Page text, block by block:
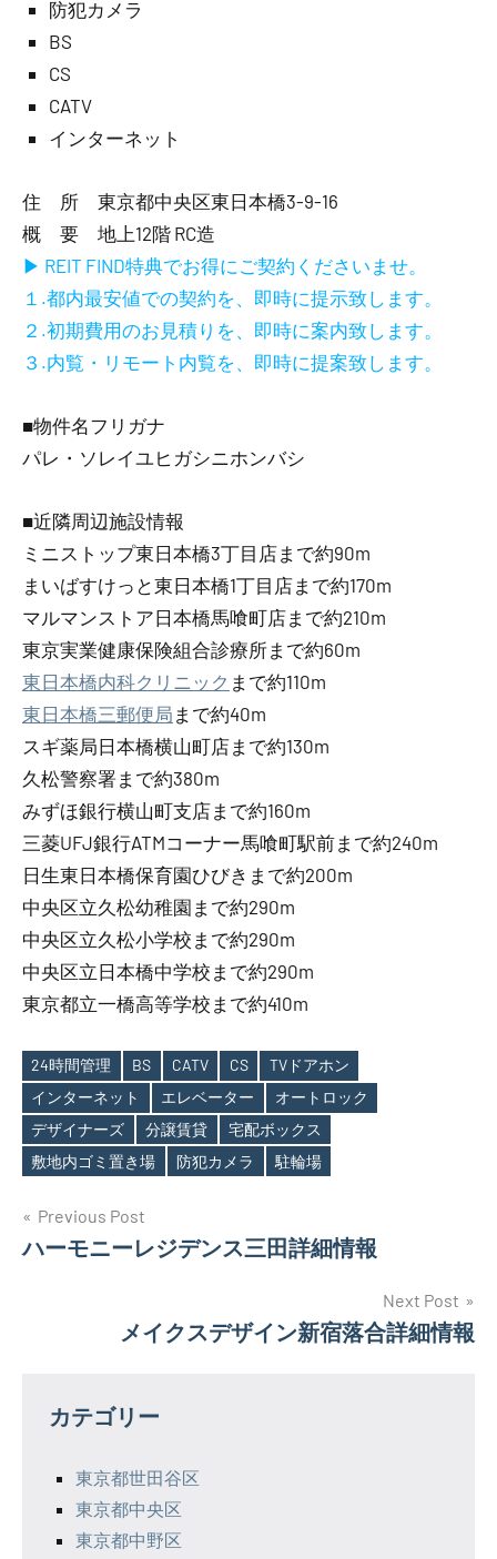
防犯カメラ
BS
CS
CATV
インターネット
住 所 東京都中央区東日本橋3-9-16
概 要 地上12階 RC造
▶ REIT FIND特典でお得にご契約くださいませ。
１.都内最安値での契約を、即時に提示致します。
２.初期費用のお見積りを、即時に案内致します。
３.内覧・リモート内覧を、即時に提案致します。
■物件名フリガナ
パレ・ソレイユヒガシニホンバシ
■近隣周辺施設情報
ミニストップ東日本橋3丁目店まで約90m
まいばすけっと東日本橋1丁目店まで約170m
マルマンストア日本橋馬喰町店まで約210m
東京実業健康保険組合診療所まで約60m
東日本橋内科クリニック まで約110m
東日本橋三郵便局 まで約40m
スギ薬局日本橋横山町店まで約130m
久松警察署まで約380m
みずほ銀行横山町支店まで約160m
三菱UFJ銀行ATMコーナー馬喰町駅前まで約240m
日生東日本橋保育園ひびきまで約200m
中央区立久松幼稚園まで約290m
中央区立久松小学校まで約290m
中央区立日本橋中学校まで約290m
東京都立一橋高等学校まで約410m
Tags
24時間管理 BS CATV CS
TVドアホン
インターネット
エレベーター
オートロック
デザイナーズ
分譲賃貸
宅配ボックス
敷地内ゴミ置き場
防犯カメラ 駐輪場
投
稿
ー
Previous Post
ハーモニーレジデンス三田詳細情報
Next Post
メイクスデザイン新宿落合詳細情報
カテゴリー
東京都世田谷区
東京都中央区
東京都中野区